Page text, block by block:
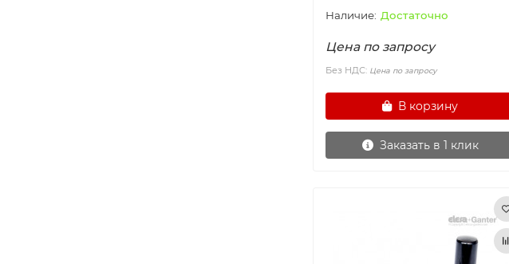
Достаточно
Цена по запросу
Без НДС: Цена по запросу
В корзину
Заказать в 1 клик